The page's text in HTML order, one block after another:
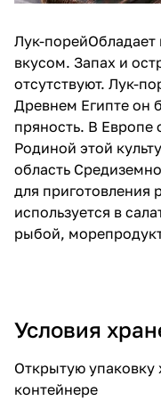
Лук-
вкусом. Запах и
отсутствуют. Лук-
Древнем Египте он
пряность. В Европе
Родиной этой
область
для приготовления
используется в
рыбой,
Условия
Открытую упаковку
контейнере